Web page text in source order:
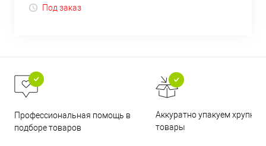
Под заказ
Профессиональная помощь в
подборе товаров
Аккуратно упакуем хрупкие
товары